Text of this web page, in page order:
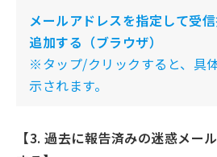
メールアドレスを指定して受
追加する （ブラウザ）
※タップ/クリックすると、具
示されます。
【3. 過去に報告済みの迷惑メー